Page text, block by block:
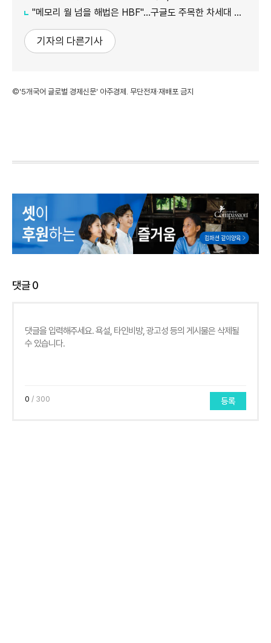
"메모리 월 넘을 해법은 HBF"…구글도 주목한 차세대 AI 메모리
기자의 다른기사
©'5개국어 글로벌 경제신문' 아주경제. 무단전재·재배포 금지
댓글0
0 / 300 등록